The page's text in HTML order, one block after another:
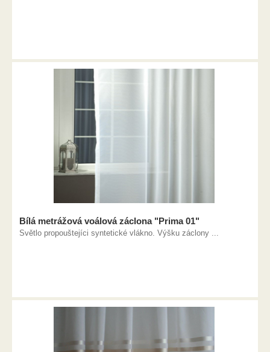
Bílá metrážová voálová záclona "Prima 01"
Světlo propouštejíci syntetické vlákno. Výšku záclony ...